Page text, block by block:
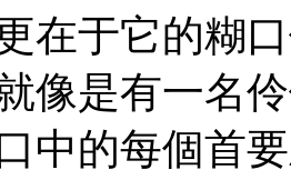
在于它的糊
像是有一名
中的每個首